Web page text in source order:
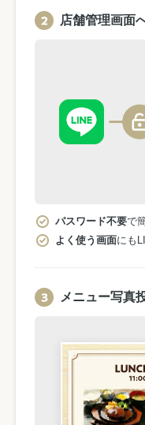
店舗管理画面
パスワード不要で
よく使う画面にも
メニュー写真